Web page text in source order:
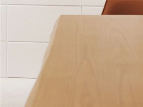
嬰幼兒爬爬地墊
壁紙DIY